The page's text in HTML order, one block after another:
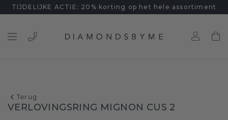
TIJDELIJKE ACTIE: 20% korting op het hele assortiment
Terug
VERLOVINGSRING MIGNON CUS 2